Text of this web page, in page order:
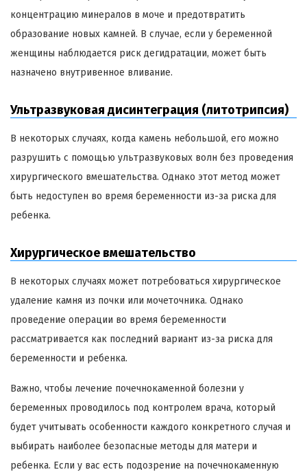
концентрацию минералов в моче и предотвратить
образование новых камней. В случае, если у беременной
женщины наблюдается риск дегидратации, может быть
назначено внутривенное вливание.
Ультразвуковая дисинтеграция (литотрипсия)
В некоторых случаях, когда камень небольшой, его можно
разрушить с помощью ультразвуковых волн без проведения
хирургического вмешательства. Однако этот метод может
быть недоступен во время беременности из-за риска для
ребенка.
Хирургическое вмешательство
В некоторых случаях может потребоваться хирургическое
удаление камня из почки или мочеточника. Однако
проведение операции во время беременности
рассматривается как последний вариант из-за риска для
беременности и ребенка.
Важно, чтобы лечение почечнокаменной болезни у
беременных проводилось под контролем врача, который
будет учитывать особенности каждого конкретного случая и
выбирать наиболее безопасные методы для матери и
ребенка. Если у вас есть подозрение на почечнокаменную